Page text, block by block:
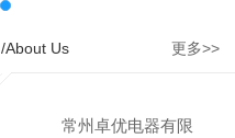
/About Us 更多>>
常州卓优电器有限